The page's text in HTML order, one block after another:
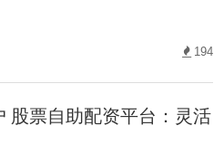
194
股票自助配资平台：灵活